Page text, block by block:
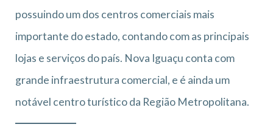
possuindo um dos centros comerciais mais
importante do estado, contando com as principais
lojas e serviços do país. Nova Iguaçu conta com
grande infraestrutura comercial, e é ainda um
notável centro turístico da Região Metropolitana.